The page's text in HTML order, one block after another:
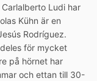
Ludi har
Kühn är en
Rodríguez.
för mycket
på hörnet har
och ettan till 30-